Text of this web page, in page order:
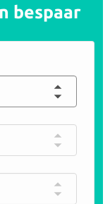
bespaar